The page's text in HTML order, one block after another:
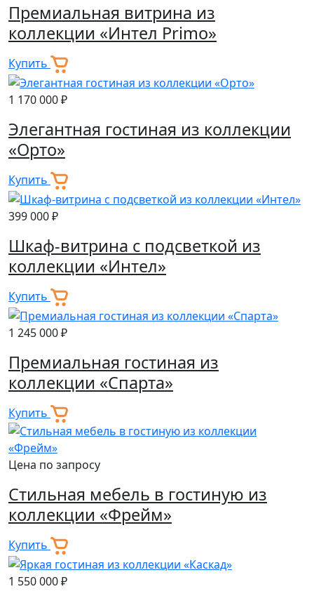
Премиальная витрина из
коллекции «Интел Primo»
Купить
1 170 000 ₽
Элегантная гостиная из коллекции
«Орто»
Купить
399 000 ₽
Шкаф-витрина с подсветкой из
коллекции «Интел»
Купить
1 245 000 ₽
Премиальная гостиная из
коллекции «Спарта»
Купить
Цена по запросу
Стильная мебель в гостиную из
коллекции «Фрейм»
Купить
1 550 000 ₽